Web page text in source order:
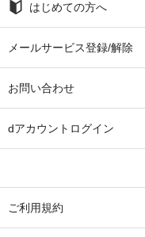
はじめての方へ
メールサービス登録/解除
お問い合わせ
dアカウントログイン
ご利用規約